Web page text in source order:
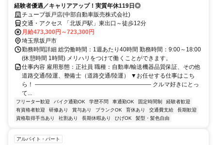
経験者優遇／キャリアアップ！実質年休119日◎
チューブ坂戸店(中部自動車販売株式会社)
交通・アクセス 「北坂戸駅」東出口～徒歩12分
月給473,300円～723,300円
埼玉県坂戸市
勤務時間詳細 総労働時間：1週あたり40時間 勤務時間：9:00～18:00
(休憩時間 1時間) メリハリをつけて働くことができます。
仕事内容 雇用形態：正社員 職種：自動車/輸送機器品質保証、その他
道路交通/陸運、整備士（道路交通/陸運） ▼お任せする仕事はこち
ら！ ―――――――――――――――――――― クルマ好きにとっ
て...
フリーター歓迎 バイク通勤OK 学歴不問 車通勤OK 固定時間制
経験者歓迎
有資格者歓迎
研修あり 賞与あり ブランクOK 育休あり 交通費支給
長期歓迎
資格取得手当あり
社割あり 長期休暇あり ひげOK 髪型・髪色自由
アルバイト・パート